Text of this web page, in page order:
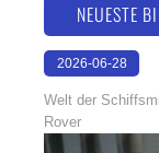
NEUESTE
2026-06-28
Welt der
Rover